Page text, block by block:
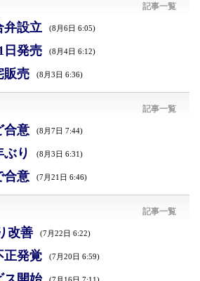
記事一覧
弁設立 (8月6日 6:05)
日発売 (8月4日 6:12)
販売 (8月3日 6:36)
記事一覧
合意 (8月7日 7:44)
り (8月3日 6:31)
合意 (7月21日 6:46)
記事一覧
改善 (7月22日 6:22)
正発覚 (7月20日 6:59)